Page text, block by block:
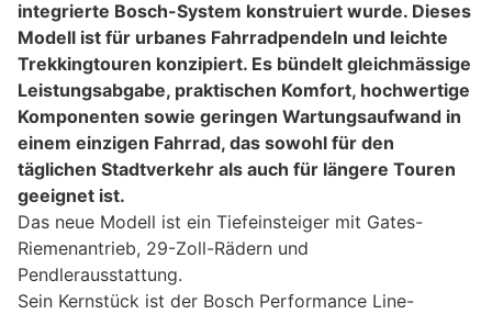
integrierte Bosch-System konstruiert wurde. Dieses
Modell ist für urbanes Fahrradpendeln und leichte
Trekkingtouren konzipiert. Es bündelt gleichmässige
Leistungsabgabe, praktischen Komfort, hochwertige
Komponenten sowie geringen Wartungsaufwand in
einem einzigen Fahrrad, das sowohl für den
täglichen Stadtverkehr als auch für längere Touren
geeignet ist.
Das neue Modell ist ein Tiefeinsteiger mit Gates-
Riemenantrieb, 29-Zoll-Rädern und
Pendlerausstattung.
Sein Kernstück ist der Bosch Performance Line-